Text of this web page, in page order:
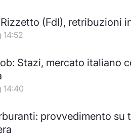
(FdI), retribuzioni
14:52
Stazi, mercato italiano
14:40
provvedimento su